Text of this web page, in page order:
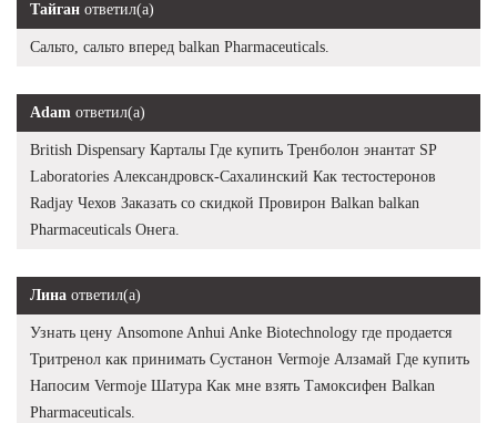
Тайган ответил(а)
Сальто, сальто вперед balkan Pharmaceuticals.
Adam ответил(а)
British Dispensary Карталы Где купить Тренболон энантат SP
Laboratories Александровск-Сахалинский Как тестостеронов
Radjay Чехов Заказать со скидкой Провирон Balkan balkan
Pharmaceuticals Онега.
Лина ответил(а)
Узнать цену Ansomone Anhui Anke Biotechnology где продается
Тритренол как принимать Сустанон Vermoje Алзамай Где купить
Напосим Vermoje Шатура Как мне взять Тамоксифен Balkan
Pharmaceuticals.